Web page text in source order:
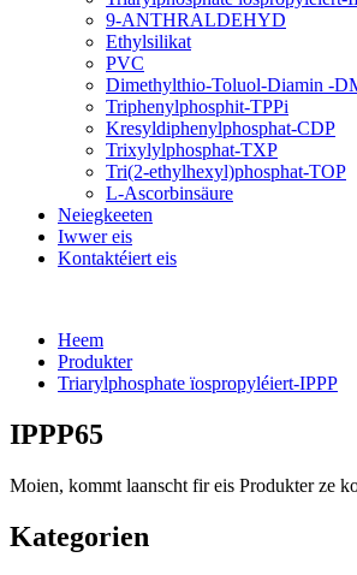
9-ANTHRALDEHYD
Ethylsilikat
PVC
Dimethylthio-Toluol-Diamin -
Triphenylphosphit-TPPi
Kresyldiphenylphosphat-CDP
Trixylylphosphat-TXP
Tri(2-ethylhexyl)phosphat-TOP
L-Ascorbinsäure
Neiegkeeten
Iwwer eis
Kontaktéiert eis
Heem
Produkter
Triarylphosphate ïospropyléiert-IPPP
IPPP65
Moien, kommt laanscht fir eis Produkter ze
Kategorien